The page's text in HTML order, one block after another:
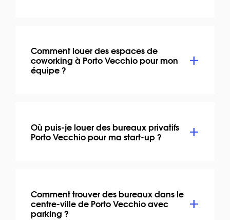
Comment louer des espaces de
coworking à Porto Vecchio pour mon
équipe ?
Où puis-je louer des bureaux privatifs
Porto Vecchio pour ma start-up ?
Comment trouver des bureaux dans le
centre-ville de Porto Vecchio avec
parking ?